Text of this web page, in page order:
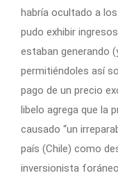
habría ocultado a
pudo exhibir
estaban generando
permitiéndoles así
pago de un precio
libelo agrega que la
causado “un
país (Chile) como
inversionista